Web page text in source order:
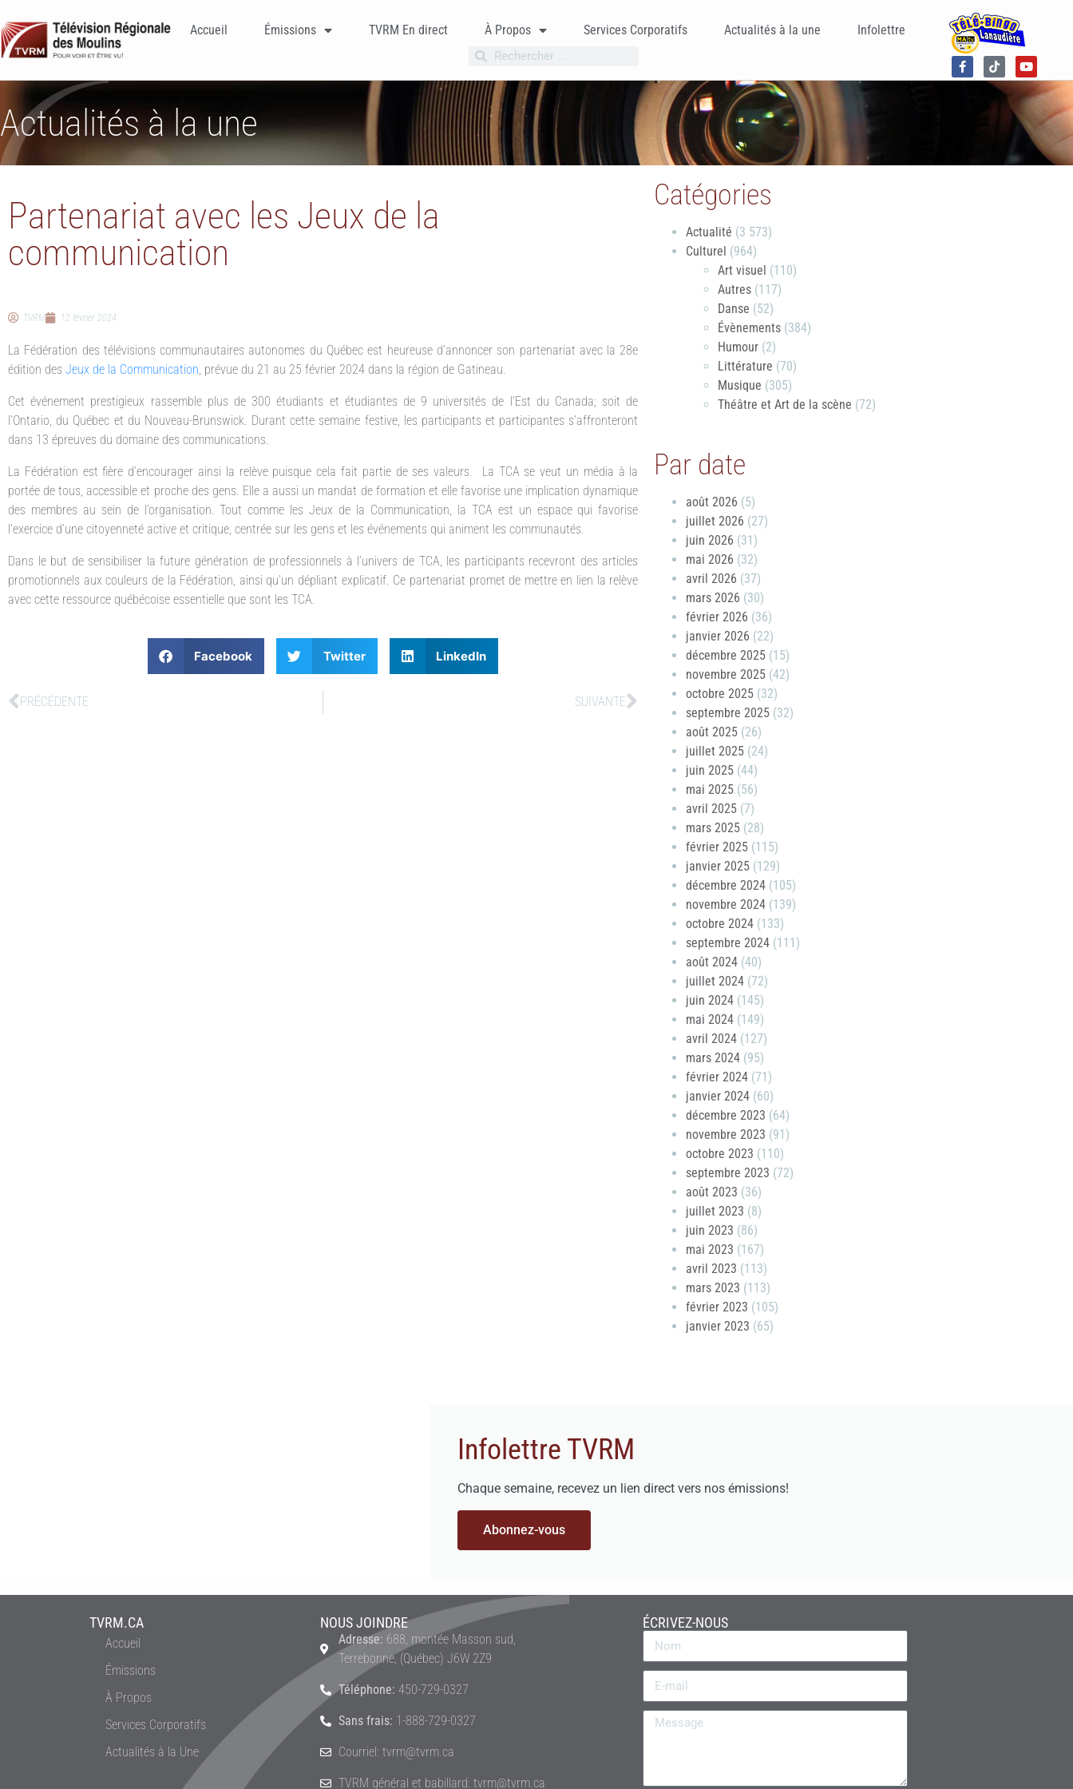
Accueil Émissions TVRM En direct À Propos Services Corporatifs Actualités à la une Infolettre
Actualités à la une
Partenariat avec les Jeux de la
communication
TVRM 12 février 2024
La Fédération des télévisions communautaires autonomes du Québec est heureuse d’annoncer son partenariat avec la 28e
édition des Jeux de la Communication, prévue du 21 au 25 février 2024 dans la région de Gatineau.
Cet événement prestigieux rassemble plus de 300 étudiants et étudiantes de 9 universités de l’Est du Canada; soit de
l’Ontario, du Québec et du Nouveau-Brunswick. Durant cette semaine festive, les participants et participantes s’affronteront
dans 13 épreuves du domaine des communications.
La Fédération est fière d’encourager ainsi la relève puisque cela fait partie de ses valeurs. La TCA se veut un média à la
portée de tous, accessible et proche des gens. Elle a aussi un mandat de formation et elle favorise une implication dynamique
des membres au sein de l’organisation. Tout comme les Jeux de la Communication, la TCA est un espace qui favorise
l’exercice d’une citoyenneté active et critique, centrée sur les gens et les événements qui animent les communautés.
Dans le but de sensibiliser la future génération de professionnels à l’univers de TCA, les participants recevront des articles
promotionnels aux couleurs de la Fédération, ainsi qu’un dépliant explicatif. Ce partenariat promet de mettre en lien la relève
avec cette ressource québécoise essentielle que sont les TCA.
Facebook Twitter LinkedIn
PRÉCÉDENTE SUIVANTE
Catégories
Actualité (3 573)
Culturel (964)
Art visuel (110)
Autres (117)
Danse (52)
Évènements (384)
Humour (2)
Littérature (70)
Musique (305)
Théâtre et Art de la scène (72)
Par date
août 2026 (5)
juillet 2026 (27)
juin 2026 (31)
mai 2026 (32)
avril 2026 (37)
mars 2026 (30)
février 2026 (36)
janvier 2026 (22)
décembre 2025 (15)
novembre 2025 (42)
octobre 2025 (32)
septembre 2025 (32)
août 2025 (26)
juillet 2025 (24)
juin 2025 (44)
mai 2025 (56)
avril 2025 (7)
mars 2025 (28)
février 2025 (115)
janvier 2025 (129)
décembre 2024 (105)
novembre 2024 (139)
octobre 2024 (133)
septembre 2024 (111)
août 2024 (40)
juillet 2024 (72)
juin 2024 (145)
mai 2024 (149)
avril 2024 (127)
mars 2024 (95)
février 2024 (71)
janvier 2024 (60)
décembre 2023 (64)
novembre 2023 (91)
octobre 2023 (110)
septembre 2023 (72)
août 2023 (36)
juillet 2023 (8)
juin 2023 (86)
mai 2023 (167)
avril 2023 (113)
mars 2023 (113)
février 2023 (105)
janvier 2023 (65)
Infolettre TVRM
Chaque semaine, recevez un lien direct vers nos émissions!
Abonnez-vous
TVRM.CA
Accueil
Émissions
À Propos
Services Corporatifs
Actualités à la Une
NOUS JOINDRE
Adresse: 688, montée Masson sud,
Terrebonne, (Québec) J6W 2Z9
Téléphone: 450-729-0327
Sans frais: 1-888-729-0327
Courriel: tvrm@tvrm.ca
TVRM général et babillard: tvrm@tvrm.ca
ÉCRIVEZ-NOUS